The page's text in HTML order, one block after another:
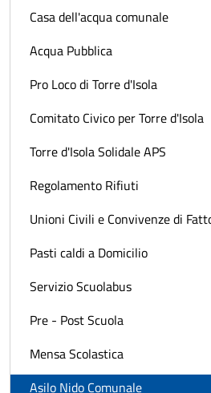
Casa dell'acqua comunale
Acqua Pubblica
Pro Loco di Torre d'Isola
Comitato Civico per Torre d'Isola
Torre d'Isola Solidale APS
Regolamento Rifiuti
Unioni Civili e Convivenze di
Pasti caldi a Domicilio
Servizio Scuolabus
Pre - Post Scuola
Mensa Scolastica
Asilo Nido Comunale